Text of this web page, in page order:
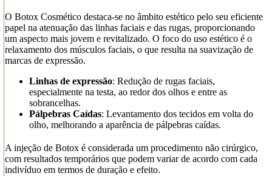
O Botox Cosmético destaca-se no âmbito estético pelo seu eficiente
papel na atenuação das linhas faciais e das rugas, proporcionando
um aspecto mais jovem e revitalizado. O foco do uso estético é o
relaxamento dos músculos faciais, o que resulta na suavização de
marcas de expressão.
Linhas de expressão: Redução de rugas faciais,
especialmente na testa, ao redor dos olhos e entre as
sobrancelhas.
Pálpebras Caídas: Levantamento dos tecidos em volta do
olho, melhorando a aparência de pálpebras caídas.
A injeção de Botox é considerada um procedimento não cirúrgico,
com resultados temporários que podem variar de acordo com cada
indivíduo em termos de duração e efeito.